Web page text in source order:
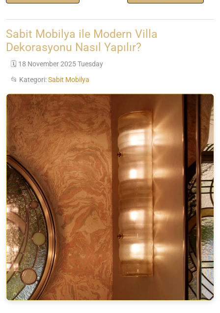
Sabit Mobilya ile Modern Villa
Dekorasyonu Nasıl Yapılır?
🗓️ 18 November 2025 Tuesday
📂 Kategori:Sabit Mobilya